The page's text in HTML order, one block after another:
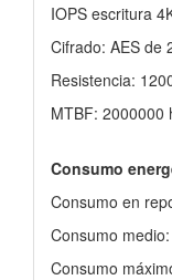
IOPS escritura
Cifrado: AES de
Resistencia:
MTBF: 2000000
Consumo
Consumo en
Consumo
Consumo